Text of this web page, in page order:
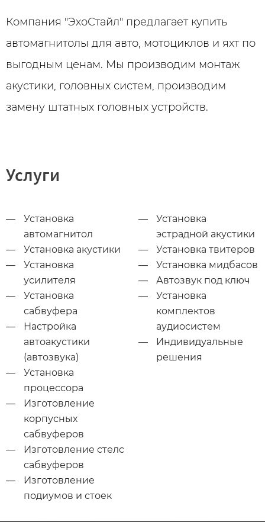
Компания "ЭхоСтайл" предлагает купить
автомагнитолы для авто, мотоциклов и яхт по
выгодным ценам. Мы производим монтаж
акустики, головных систем, производим
замену штатных головных устройств.
Услуги
Установка
автомагнитол
Установка акустики
Установка
усилителя
Установка
сабвуфера
Настройка
автоакустики
(автозвука)
Установка
процессора
Изготовление
корпусных
сабвуферов
Изготовление стелс
сабвуферов
Изготовление
подиумов и стоек
Установка
эстрадной акустики
Установка твитеров
Установка мидбасов
Автозвук под ключ
Установка
комплектов
аудиосистем
Индивидуальные
решения